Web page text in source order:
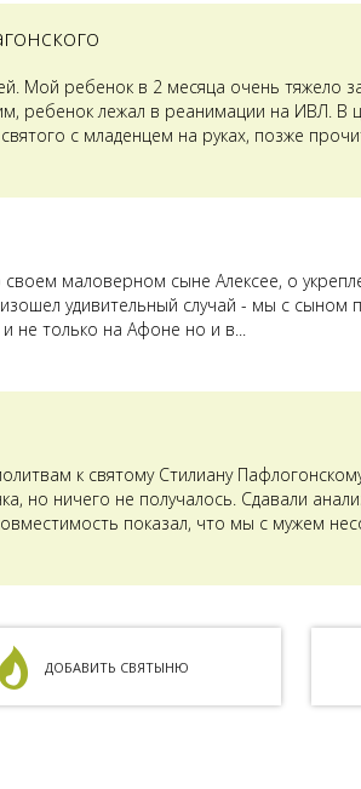
Мой ребенок в 2 месяца очень тяжело
ребенок лежал в реанимации на ИВЛ. В
с младенцем на руках, позже
своем маловерном сыне Алексее, о
удивительный случай - мы с сыном
не только на Афоне но и в...
к святому Стилиану
но ничего не получалось. Сдавали
показал, что мы с мужем
ДОБАВИТЬ СВЯТЫНЮ